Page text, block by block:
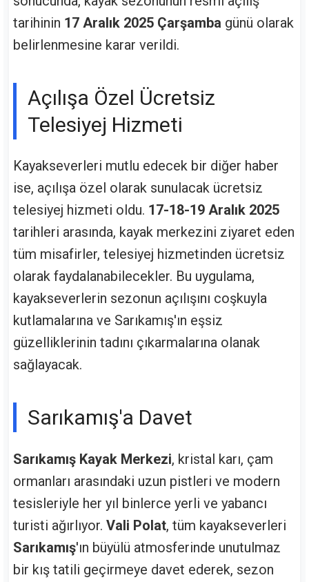
tarihinin 17 Aralık 2025 Çarşamba günü olarak
belirlenmesine karar verildi.
Açılışa Özel Ücretsiz
Telesiyej Hizmeti
Kayakseverleri mutlu edecek bir diğer haber
ise, açılışa özel olarak sunulacak ücretsiz
telesiyej hizmeti oldu. 17-18-19 Aralık 2025
tarihleri arasında, kayak merkezini ziyaret eden
tüm misafirler, telesiyej hizmetinden ücretsiz
olarak faydalanabilecekler. Bu uygulama,
kayakseverlerin sezonun açılışını coşkuyla
kutlamalarına ve Sarıkamış'ın eşsiz
güzelliklerinin tadını çıkarmalarına olanak
sağlayacak.
Sarıkamış'a Davet
Sarıkamış Kayak Merkezi, kristal karı, çam
ormanları arasındaki uzun pistleri ve modern
tesisleriyle her yıl binlerce yerli ve yabancı
turisti ağırlıyor. Vali Polat, tüm kayakseverleri
Sarıkamış'ın büyülü atmosferinde unutulmaz
bir kış tatili geçirmeye davet ederek, sezon